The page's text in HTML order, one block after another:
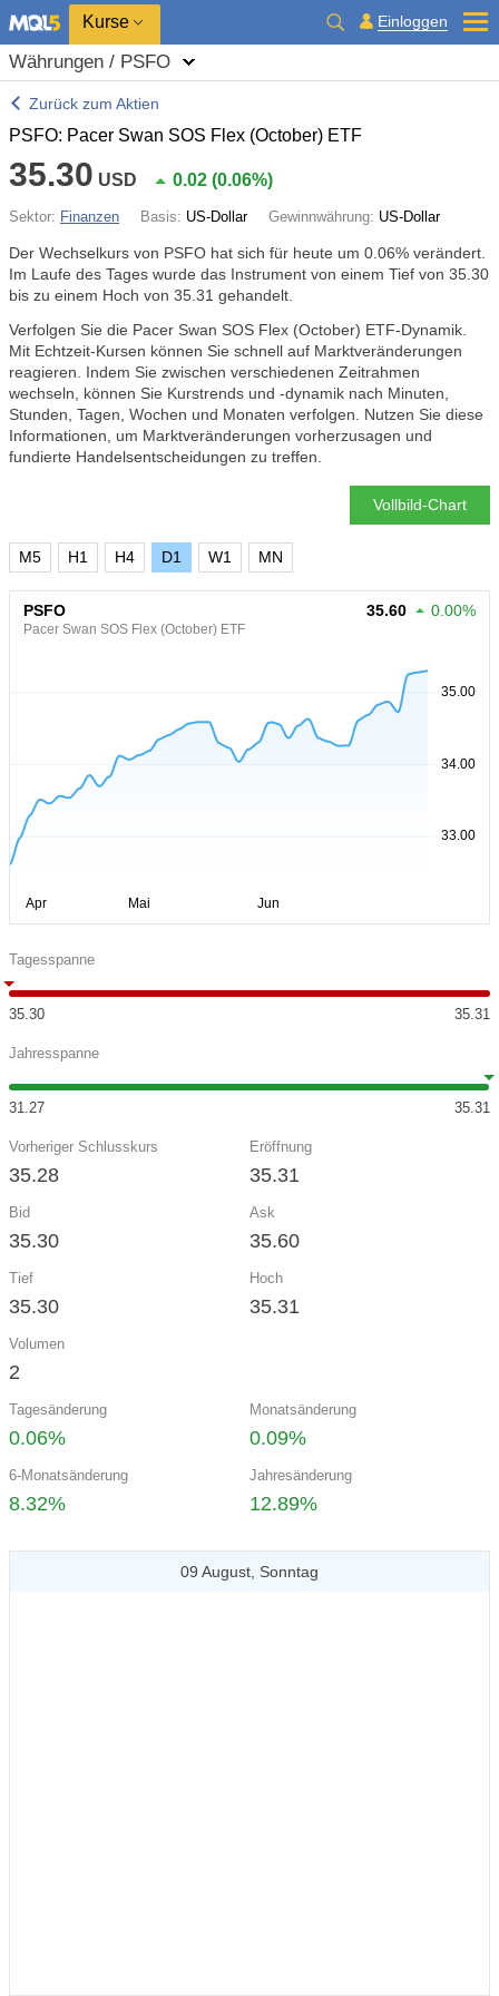
Kurse Einloggen
Währungen / PSFO
Zurück zum Aktien
PSFO: Pacer Swan SOS Flex (October) ETF
35.30 USD 0.02 (0.06%)
Sektor: Finanzen Basis: US-Dollar Gewinnwährung: US-Dollar
Der Wechselkurs von PSFO hat sich für heute um 0.06% verändert.
Im Laufe des Tages wurde das Instrument von einem Tief von 35.30
bis zu einem Hoch von 35.31 gehandelt.
Verfolgen Sie die Pacer Swan SOS Flex (October) ETF-Dynamik.
Mit Echtzeit-Kursen können Sie schnell auf Marktveränderungen
reagieren. Indem Sie zwischen verschiedenen Zeitrahmen
wechseln, können Sie Kurstrends und -dynamik nach Minuten,
Stunden, Tagen, Wochen und Monaten verfolgen. Nutzen Sie diese
Informationen, um Marktveränderungen vorherzusagen und
fundierte Handelsentscheidungen zu treffen.
Vollbild-Chart
M5 H1 H4 D1 W1 MN
PSFO
Pacer Swan SOS Flex (October) ETF
35.60 0.00%
Tagesspanne
35.30 35.31
Jahresspanne
31.27 35.31
Vorheriger Schlusskurs
35.28
Eröffnung
35.31
Bid
35.30
Ask
35.60
Tief
35.30
Hoch
35.31
Volumen
2
Tagesänderung
0.06%
Monatsänderung
0.09%
6-Monatsänderung
8.32%
Jahresänderung
12.89%
09 August, Sonntag